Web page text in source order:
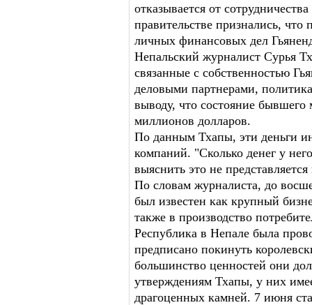
отказывается от
правительстве признались,
личных финансовых дел
Непальский журналист Сурья
связанные с собственностью
деловыми партнерами,
выводу, что состояние
миллионов долларов.
По данным Тхапы, эти деньги
компаний. "Сколько денег у
выяснить это не
По словам журналиста, до
был известен как крупный
также в производство
Республика в Непале была
предписано покинуть
большинство ценностей они
утверждениям Тхапы, у них
драгоценных камней. 7 июня